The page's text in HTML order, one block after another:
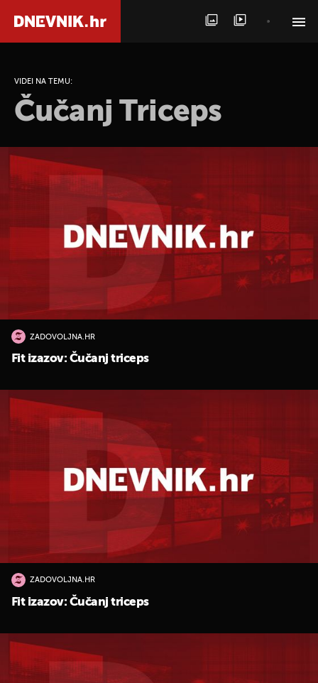
VIDEI NA TEMU:
Čučanj Triceps
ZADOVOLJNA.HR
Fit izazov: Čučanj triceps
ZADOVOLJNA.HR
Fit izazov: Čučanj triceps